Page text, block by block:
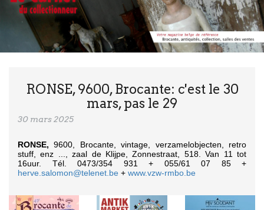
RONSE, 9600, Brocante: c'est le 30
mars, pas le 29
30 mars 2025
RONSE,9600, Brocante, vintage, verzamelobjecten, retro
stuff, enz ..., zaal de Klijpe, Zonnestraat, 518. Van 11 tot
16uur. Tél. 0473/354 931 + 055/61 07 85 +
herve.salomon@telenet.be + www.vzw-rmbo.be